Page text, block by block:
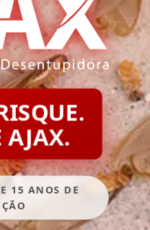
AJAX.
15 ANOS DE